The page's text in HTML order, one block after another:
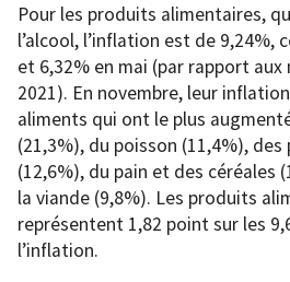
Pour les produits alimentaires,
l’alcool, l’inflation est de 9,24%,
et 6,32% en mai (par rapport aux
2021). En novembre, leur
aliments qui ont le plus
(21,3%), du poisson (11,4%),
(12,6%), du pain et des céréales
la viande (9,8%). Les produits
représentent 1,82 point sur les
l’inflation.